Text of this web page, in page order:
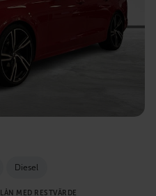
Diesel
LÅN MED RESTVÄRDE